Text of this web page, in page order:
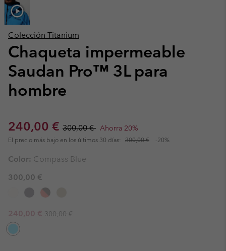
Colección Titanium
Chaqueta impermeable
Saudan Pro™ 3L para
hombre
Sale price:
240,00 € Regular price:
300,00 € Ahorra 20%
El precio más bajo en los últimos 30 días: 300,00 € -20%
Color: Compass Blue
300,00 €
Sale price:
240,00 € Regular price:
300,00 €